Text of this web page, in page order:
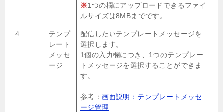
※1つの欄にアップロードできるファイ
ルサイズは8MBまでです。
４
テンプ
レート
メッセ
ージ
配信したいテンプレートメッセージを
選択します。
1個の入力欄につき、1つのテンプレー
トメッセージを選択することができま
す。
参考：画面説明：テンプレートメッセ
ージ管理